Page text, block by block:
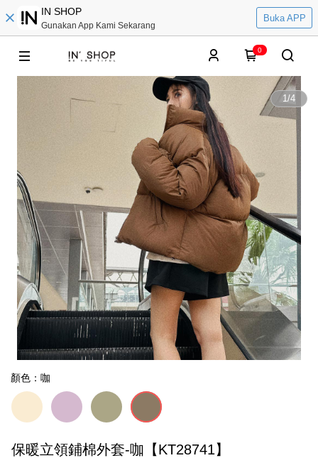
IN SHOP
Gunakan App Kami Sekarang
Buka APP
0
1/4
顏色：咖
保暖立領鋪棉外套-咖【KT28741】